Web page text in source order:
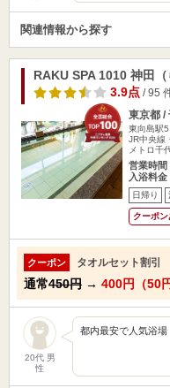
関連情報から探す
RAKU SPA 1010 神田（
3.9点/ 95
東京都 /
東向島駅
JR中央線
メトロ千
営業時間
入浴料金
日帰り
クーポン
クーポン タオルセット割引
通常450円 → 400円（50
20代 男
性
都内最安で人気浴場